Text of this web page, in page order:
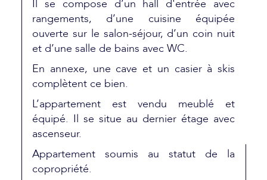
Il se compose d’un hall d'entrée avec
rangements, d’une cuisine équipée
ouverte sur le salon-séjour, d’un coin nuit
et d’une salle de bains avec WC.
En annexe, une cave et un casier à skis
complètent ce bien.
L’appartement est vendu meublé et
équipé. Il se situe au dernier étage avec
ascenseur.
Appartement soumis au statut de la
copropriété.